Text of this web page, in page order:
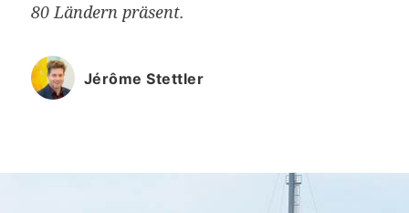
80 Ländern präsent.
Jérôme Stettler